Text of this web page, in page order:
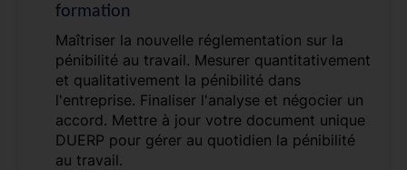
formation
Maîtriser la nouvelle réglementation sur la
pénibilité au travail. Mesurer quantitativement
et qualitativement la pénibilité dans
l'entreprise. Finaliser l'analyse et négocier un
accord. Mettre à jour votre document unique
DUERP pour gérer au quotidien la pénibilité
au travail.